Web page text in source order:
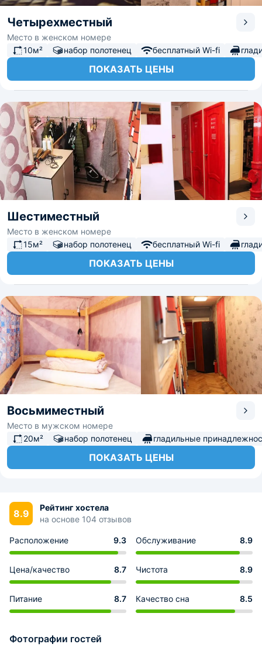
Четырехместный
Место в женском номере
10м²
набор полотенец бесплатный Wi-fi
ПОКАЗАТЬ ЦЕНЫ
Шестиместный
Место в женском номере
15м²
набор полотенец бесплатный Wi-fi
ПОКАЗАТЬ ЦЕНЫ
Восьмиместный
Место в мужском номере
20м²
набор полотенец гладильные
ПОКАЗАТЬ ЦЕНЫ
8.9
Рейтинг хостела
на основе 104 отзывов
Расположение 9.3 Обслуживание 8.9
Цена/качество 8.7 Чистота 8.9
Питание 8.7 Качество сна 8.5
Фотографии гостей